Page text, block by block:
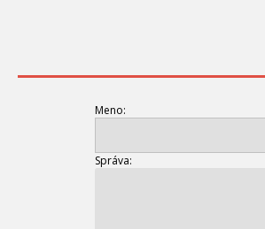
Meno:
Správa: